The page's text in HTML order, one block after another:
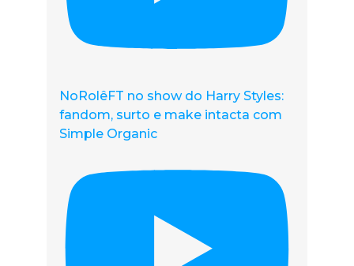
NoRolêFT no show do Harry Styles:
fandom, surto e make intacta com
Simple Organic